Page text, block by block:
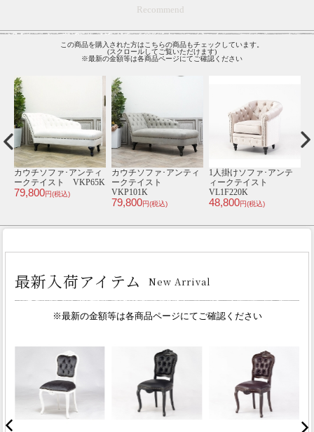
Recommend
この商品を購入された方はこちらの商品もチェックしています。
(スクロールしてご覧いただけます)
※最新の金額等は各商品ページにてご確認ください
3人掛けソファ･アンテ
ィークテイスト
VS3F238K
1人掛けソファ･アンテ
ィークテイスト
VL1F290K
48,800円(税込)
2.5人掛けソファ･アンテ
ィークテイスト
VC2.5P101K
84,800円(税込)